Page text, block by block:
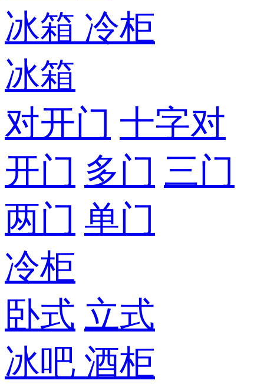
冰箱 冷柜
冰箱
对开门 十字对
开门 多门 三门
两门 单门
冷柜
卧式 立式
冰吧 酒柜